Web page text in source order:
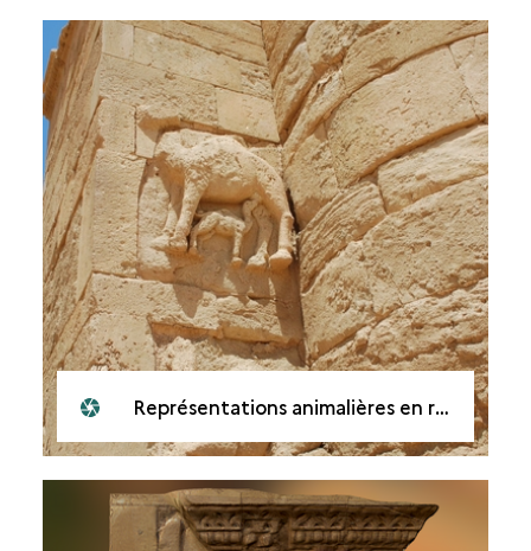
Représentations animalières en relief, Hatra, Irak, en 2008